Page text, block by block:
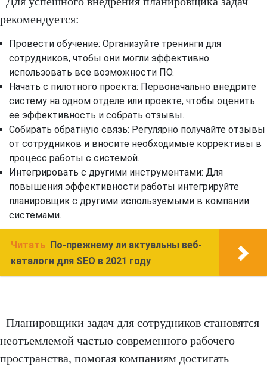
рекомендуется:
Провести обучение: Организуйте тренинги для
сотрудников, чтобы они могли эффективно
использовать все возможности ПО.
Начать с пилотного проекта: Первоначально внедрите
систему на одном отделе или проекте, чтобы оценить
ее эффективность и собрать отзывы.
Собирать обратную связь: Регулярно получайте отзывы
от сотрудников и вносите необходимые коррективы в
процесс работы с системой.
Интегрировать с другими инструментами: Для
повышения эффективности работы интегрируйте
планировщик с другими используемыми в компании
системами.
Читать
По-прежнему ли актуальны веб-
каталоги для SEO в 2021 году
Планировщики задач для сотрудников становятся
неотъемлемой частью современного рабочего
пространства, помогая компаниям достигать